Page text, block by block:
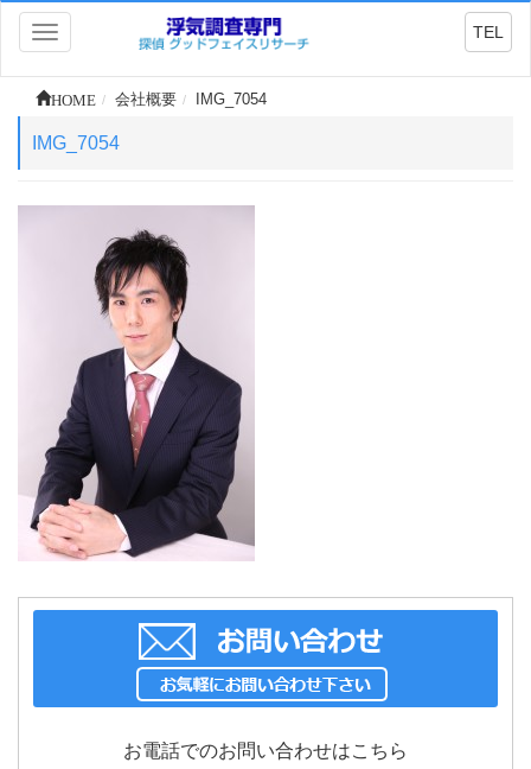
Toggle
navigation
TEL
HOME 会社概要 IMG_7054
IMG_7054
お電話でのお問い合わせはこちら